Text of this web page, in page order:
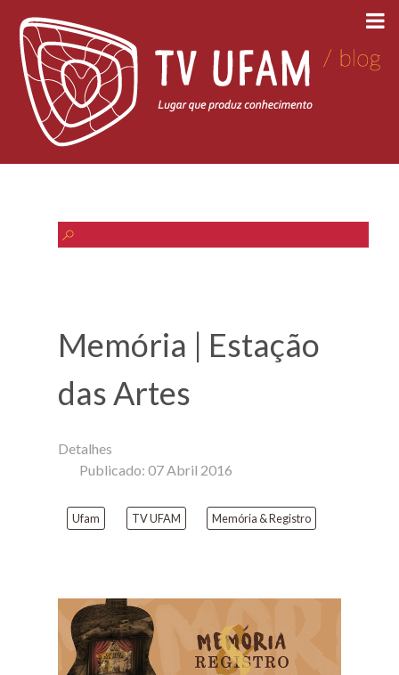
Memória | Estação
das Artes
Detalhes
Publicado: 07 Abril 2016
Ufam TV UFAM Memória & Registro